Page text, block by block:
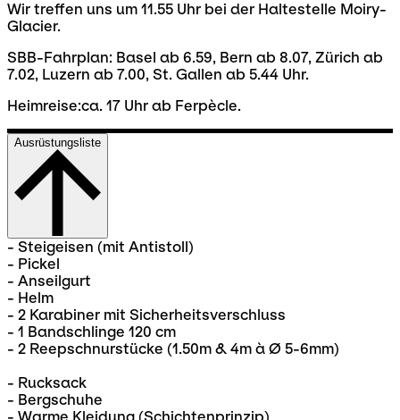
Wir treffen uns um 11.55 Uhr bei der Haltestelle Moiry-
Glacier.
SBB-Fahrplan: Basel ab 6.59, Bern ab 8.07, Zürich ab
7.02, Luzern ab 7.00, St. Gallen ab 5.44 Uhr.
Heimreise:ca. 17 Uhr ab Ferpècle.
Ausrüstungsliste
- Steigeisen (mit Antistoll)
- Pickel
- Anseilgurt
- Helm
- 2 Karabiner mit Sicherheitsverschluss
- 1 Bandschlinge 120 cm
- 2 Reepschnurstücke (1.50m & 4m à Ø 5-6mm)
- Rucksack
- Bergschuhe